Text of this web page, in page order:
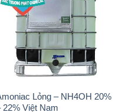
Amoniac Lỏng – NH4OH 20%
– 22% Việt Nam